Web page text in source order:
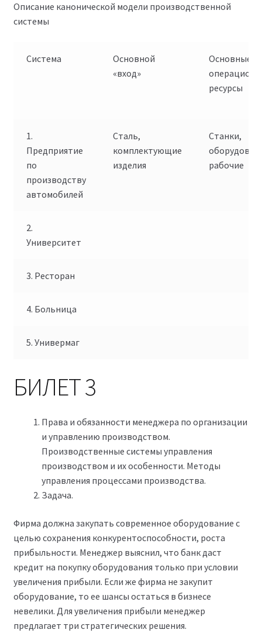
Описание канонической модели производственной
системы
Система
Основной
«вход»
Основные
ресурсы
1.
Предприятие
по
производству
автомобилей
Сталь,
комплектующие
изделия
Станки,
рабочие
2.
Университет
3. Ресторан
4. Больница
5. Универмаг
БИЛЕТ 3
Права и обязанности менеджера по организации
и управлению производством.
Производственные системы управления
производством и их особенности. Методы
управления процессами производства.
Задача.
Фирма должна закупать современное оборудование с
целью сохранения конкурентоспособности, роста
прибыльности. Менеджер выяснил, что банк даст
кредит на покупку оборудования только при условии
увеличения прибыли. Если же фирма не закупит
оборудование, то ее шансы остаться в бизнесе
невелики. Для увеличения прибыли менеджер
предлагает три стратегических решения.